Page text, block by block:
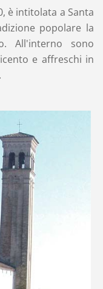
è intitolata a Santa
popolare la
All'interno sono
e affreschi in